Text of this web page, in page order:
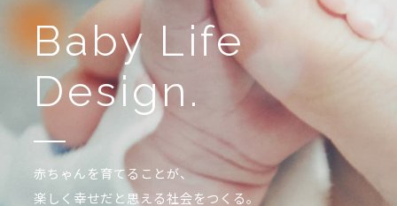
Baby Life
Design.
赤ちゃんを育てることが、
楽しく幸せだと思える社会をつくる。